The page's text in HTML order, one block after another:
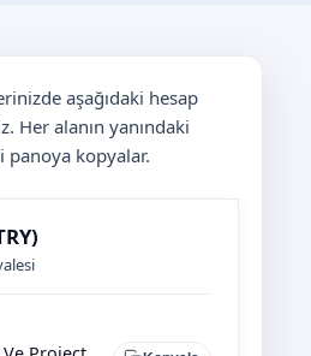
aşağıdaki hesap
Her alanın yanındaki
panoya kopyalar.